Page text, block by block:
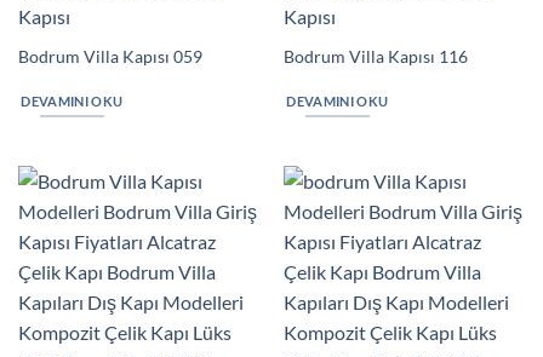
Bodrum Villa Kapısı 059
DEVAMINI OKU
Bodrum Villa Kapısı 116
DEVAMINI OKU